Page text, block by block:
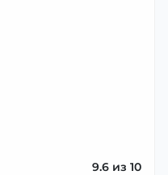
9.6